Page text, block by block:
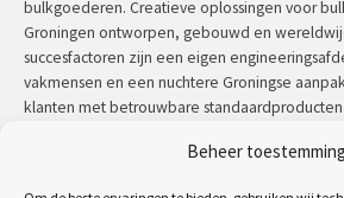
Beheer toestemming
bulkgoederen. Creatieve oplossingen voor
Groningen ontworpen, gebouwd en
succesfactoren zijn een eigen
vakmensen en een nuchtere Groningse
klanten met betrouwbare